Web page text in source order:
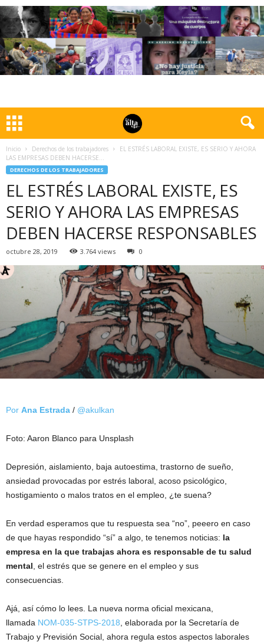
Inicio Derechos de los trabajadores
EL ESTRÉS LABORAL EXISTE, ES SERIO Y AHORA
LAS EMPRESAS DEBEN HACERSE...
DERECHOS DE LOS TRABAJADORES
EL ESTRÉS LABORAL EXISTE, ES
SERIO Y AHORA LAS EMPRESAS
DEBEN HACERSE RESPONSABLES
octubre 28, 2019 3.764 views 0
Por Ana Estrada / @akulkan
Foto: Aaron Blanco para Unsplash
Depresión, aislamiento, baja autoestima, trastorno de sueño,
ansiedad provocadas por estrés laboral, acoso psicológico,
hostigamiento o malos tratos en el empleo, ¿te suena?
En verdad esperamos que tu respuesta sea “no”, peeero en caso
de que hayas respondido “sí” a algo, te tenemos noticias: la
empresa en la que trabajas ahora es responsable de tu salud
mental , el estrés que se genere en el empleo y sus
consecuencias.
Ajá, así cómo lo lees. La nueva norma oficial mexicana,
llamada NOM-035-STPS-2018 , elaborada por la Secretaría de
Trabajo y Previsión Social, ahora regula estos aspectos laborales